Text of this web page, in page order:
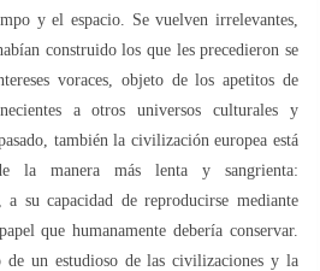
y el espacio. Se vuelven irrelevantes,
construido los que les precedieron se
voraces, objeto de los apetitos de
a otros universos culturales y
también la civilización europea está
la manera más lenta y sangrienta:
a su capacidad de reproducirse mediante
que humanamente debería conservar.
un estudioso de las civilizaciones y la